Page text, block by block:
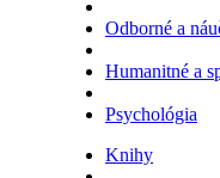
Odborné a
Humanitné a
Psychológia
Knihy